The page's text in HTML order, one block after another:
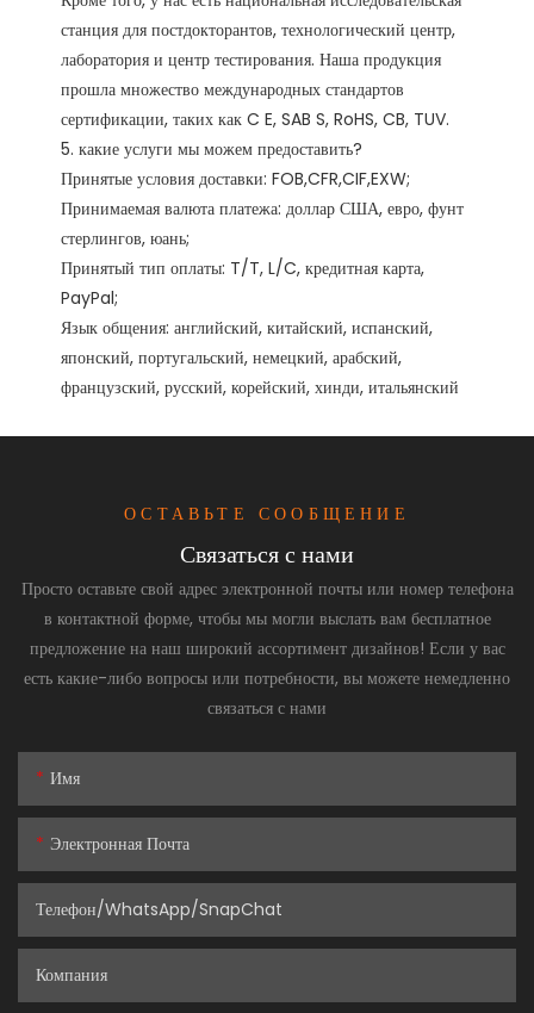
станция для постдокторантов, технологический центр,
лаборатория и центр тестирования. Наша продукция
прошла множество международных стандартов
сертификации, таких как C E, SAB S, RoHS, CB, TUV.
5. какие услуги мы можем предоставить?
Принятые условия доставки: FOB,CFR,CIF,EXW;
Принимаемая валюта платежа: доллар США, евро, фунт
стерлингов, юань;
Принятый тип оплаты: T/T, L/C, кредитная карта,
PayPal;
Язык общения: английский, китайский, испанский,
японский, португальский, немецкий, арабский,
ОСТАВЬТЕ СООБЩЕНИЕ
Связаться с нами
Просто оставьте свой адрес электронной почты или номер телефона
в контактной форме, чтобы мы могли выслать вам бесплатное
предложение на наш широкий ассортимент дизайнов! Если у вас
есть какие-либо вопросы или потребности, вы можете немедленно
связаться с нами
Имя
Электронная Почта
Телефон/WhatsApp/SnapChat
Компания